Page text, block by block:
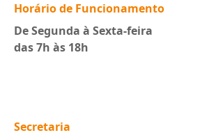
Horário de Funcionamento
De Segunda à Sexta-feira
das 7h às 18h
Secretaria